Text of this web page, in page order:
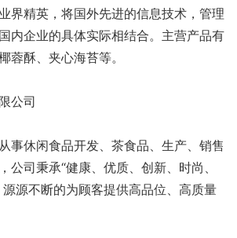
界精英，将国外先进的信息技术，管理
内企业的具体实际相结合。主营产品有
蓉酥、夹心海苔等。
公司
事休闲食品开发、茶食品、生产、销售
公司秉承“健康、优质、创新、时尚、
源不断的为顾客提供高品位、高质量